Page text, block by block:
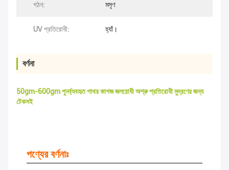
গঠন: মসৃণ
UV প্রতিরোধী: হ্যাঁ।
বর্ণনা
50gm-600gm পুনর্ব্যবহৃত পাথর কাগজ জলরোধী অশ্রু প্রতিরোধী মুদ্রণের জন্য
টেকসই
পণ্যের বর্ণনাঃ